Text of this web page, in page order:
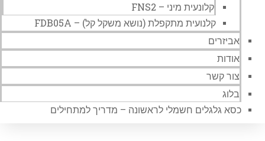
קלונעית מיני – FNS2
קלנועית מתקפלת (נושא משקל קל) – FDB05A
אביזרים
אודות
צור קשר
בלוג
כסא גלגלים חשמלי לראשונה – מדריך למתחילים